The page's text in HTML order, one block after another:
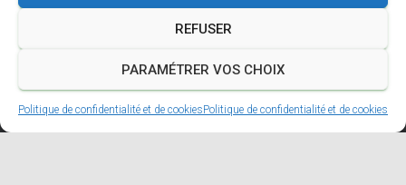
REFUSER
PARAMÉTRER VOS CHOIX
Politique de confidentialité et de cookiesPolitique de confidentialité et de cookies
A PROPOS MENTIONS LÉGALES